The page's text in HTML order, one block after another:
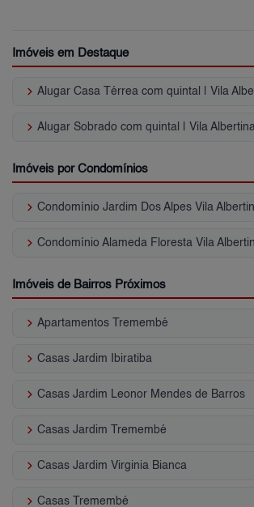
Imóveis em Destaque
keyboard_arrow_right Alugar Casa Térrea com quintal | Vila
keyboard_arrow_right Alugar Sobrado com quintal | Vila
Imóveis por Condomínios
keyboard_arrow_right Condomínio Jardim Dos Alpes Vila
keyboard_arrow_right Condomínio Alameda Floresta Vila
Imóveis de Bairros Próximos
keyboard_arrow_right Apartamentos Tremembé
keyboard_arrow_right Casas Jardim Ibiratiba
keyboard_arrow_right Casas Jardim Leonor Mendes de Barros
keyboard_arrow_right Casas Jardim Tremembé
keyboard_arrow_right Casas Jardim Virginia Bianca
keyboard_arrow_right Casas Tremembé